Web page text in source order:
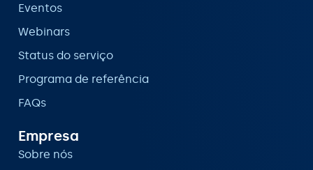
Eventos
Webinars
Status do serviço
Programa de referência
FAQs
Empresa
Sobre nós